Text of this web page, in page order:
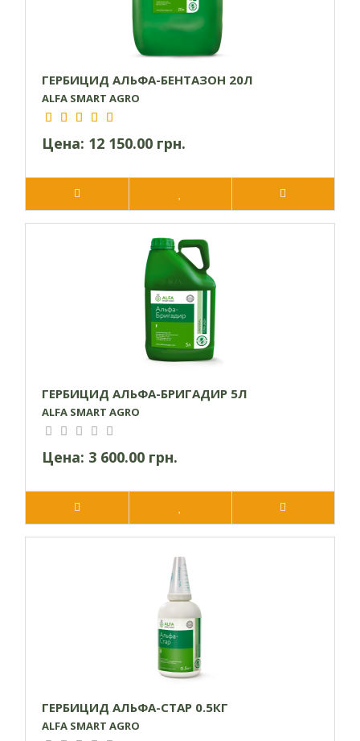
ГЕРБИЦИД АЛЬФА-БЕНТАЗОН 20Л
ALFA SMART AGRO
Цена: 12 150.00 грн.
ГЕРБИЦИД АЛЬФА-БРИГАДИР 5Л
ALFA SMART AGRO
Цена: 3 600.00 грн.
ГЕРБИЦИД АЛЬФА-СТАР 0.5КГ
ALFA SMART AGRO